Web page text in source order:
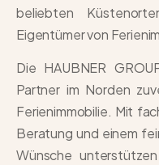
beliebten
Eigentümer von
Die HAUBNER
Partner im Norden
Ferienimmobilie. Mit
Beratung und einem
Wünsche